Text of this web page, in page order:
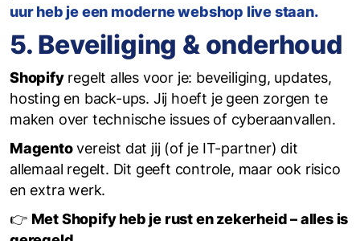
uur heb je een moderne webshop live staan.
5. Beveiliging & onderhoud
Shopifyregelt alles voor je: beveiliging, updates,
hosting en back-ups. Jij hoeft je geen zorgen te
maken over technische issues of cyberaanvallen.
Magentovereist dat jij (of je IT-partner) dit
allemaal regelt. Dit geeft controle, maar ook risico
en extra werk.
👉 Met Shopify heb je rust en zekerheid – alles is